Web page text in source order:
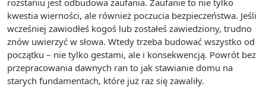
kwestia wierności, ale również poczucia bezpieczeństwa. Jeśli
wcześniej zawiodłeś kogoś lub zostałeś zawiedziony, trudno
znów uwierzyć w słowa. Wtedy trzeba budować wszystko od
początku – nie tylko gestami, ale i konsekwencją. Powrót bez
przepracowania dawnych ran to jak stawianie domu na
starych fundamentach, które już raz się zawaliły.